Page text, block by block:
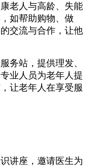
老人与高龄、失能
如帮助购物、做
交流与合作，让他
务站，提供理发、
业人员为老年人提
让老年人在享受服
讲座，邀请医生为